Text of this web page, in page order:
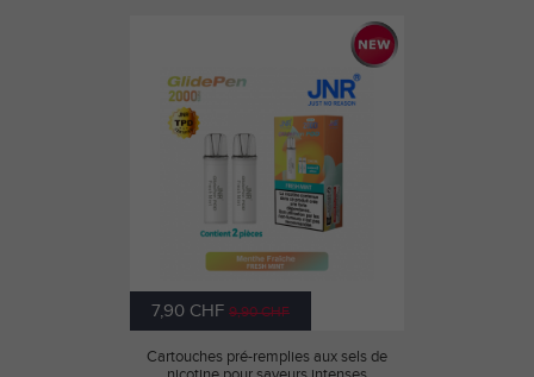
7,90 CHF 9,90 CHF
Cartouches pré-remplies aux sels de